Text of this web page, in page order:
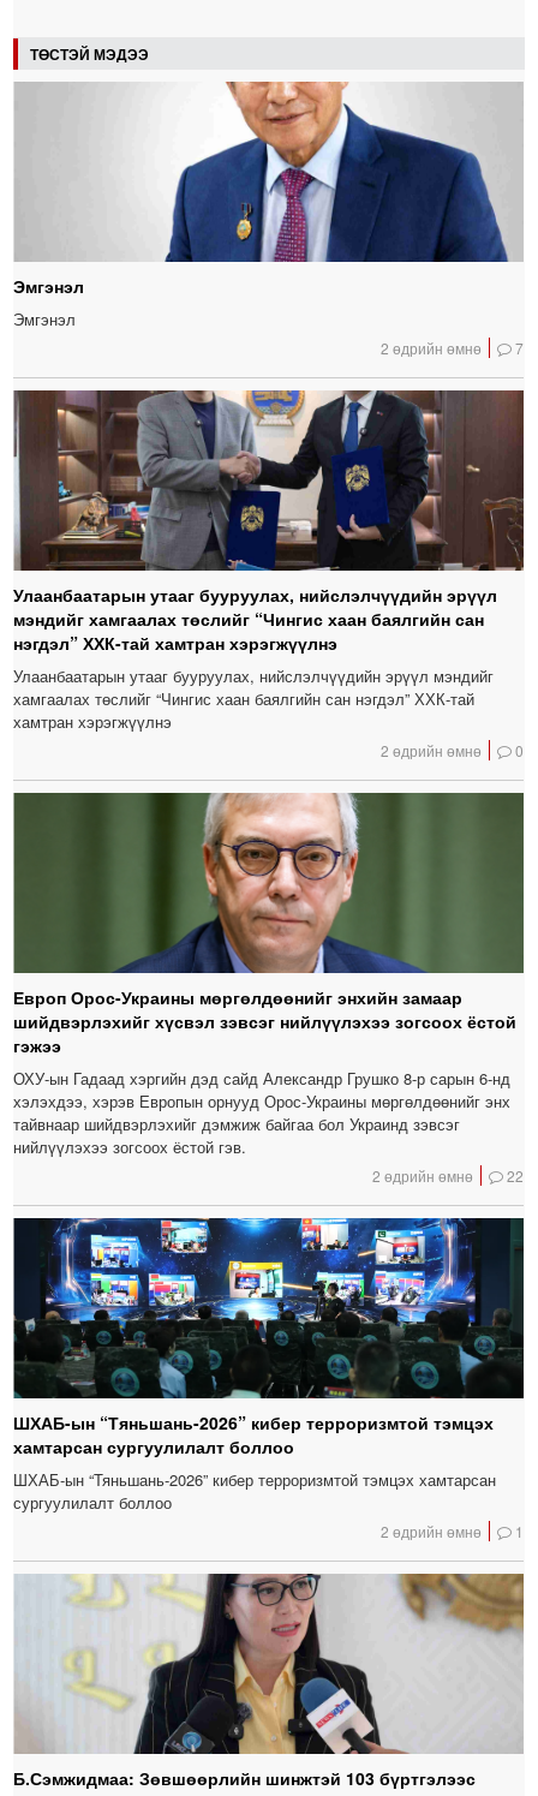
ТӨСТЭЙ МЭДЭЭ
Эмгэнэл
Эмгэнэл
2 өдрийн өмнө 7
Улаанбаатарын утааг бууруулах, нийслэлчүүдийн эрүүл
мэндийг хамгаалах төслийг “Чингис хаан баялгийн сан
нэгдэл” ХХК-тай хамтран хэрэгжүүлнэ
Улаанбаатарын утааг бууруулах, нийслэлчүүдийн эрүүл мэндийг
хамгаалах төслийг “Чингис хаан баялгийн сан нэгдэл” ХХК-тай
хамтран хэрэгжүүлнэ
2 өдрийн өмнө 0
Европ Орос-Украины мөргөлдөөнийг энхийн замаар
шийдвэрлэхийг хүсвэл зэвсэг нийлүүлэхээ зогсоох ёстой
гэжээ
ОХУ-ын Гадаад хэргийн дэд сайд Александр Грушко 8-р сарын 6-нд
хэлэхдээ, хэрэв Европын орнууд Орос-Украины мөргөлдөөнийг энх
тайвнаар шийдвэрлэхийг дэмжиж байгаа бол Украинд зэвсэг
нийлүүлэхээ зогсоох ёстой гэв.
2 өдрийн өмнө 22
ШХАБ-ын “Тяньшань-2026” кибер терроризмтой тэмцэх
хамтарсан сургуулилалт боллоо
ШХАБ-ын “Тяньшань-2026” кибер терроризмтой тэмцэх хамтарсан
сургуулилалт боллоо
2 өдрийн өмнө 1
Б.Сэмжидмаа: Зөвшөөрлийн шинжтэй 103 бүртгэлээс